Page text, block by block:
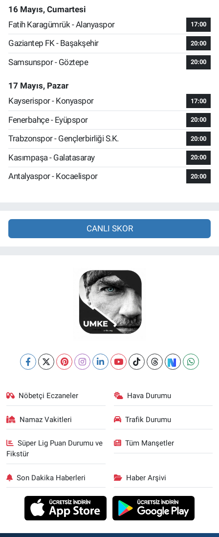
16 Mayıs, Cumartesi
Fatih Karagümrük - Alanyaspor
17:00
Gaziantep FK - Başakşehir 20:00
Samsunspor - Göztepe 20:00
17 Mayıs, Pazar
Kayserispor - Konyaspor
17:00
Fenerbahçe - Eyüpspor 20:00
Trabzonspor - Gençlerbirliği S.K. 20:00
Kasımpaşa - Galatasaray 20:00
Antalyaspor - Kocaelispor 20:00
CANLI SKOR
Nöbetçi Eczaneler Hava Durumu
Namaz Vakitleri Trafik Durumu
Süper Lig Puan Durumu ve
Fikstür
Tüm Manşetler
Son Dakika Haberleri Haber Arşivi